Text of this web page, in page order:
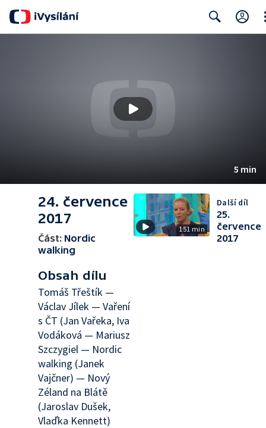
5 min
24. července
2017
Část: Nordic
walking
Obsah dílu
Tomáš Třeštík —
Václav Jílek — Vaření
s ČT (Jan Vařeka, Iva
Vodáková — Mariusz
Szczygiel — Nordic
walking (Janek
Vajčner) — Nový
Zéland na Blátě
(Jaroslav Dušek,
Vlaďka Kennett)
151 min
Další díl
25.
července
2017